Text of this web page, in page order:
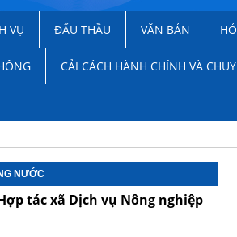
VỤ ĐẤU THẦU VĂN BẢN
CẢI CÁCH HÀNH CHÍNH VÀ
NƯỚC
tác xã Dịch vụ Nông nghiệp